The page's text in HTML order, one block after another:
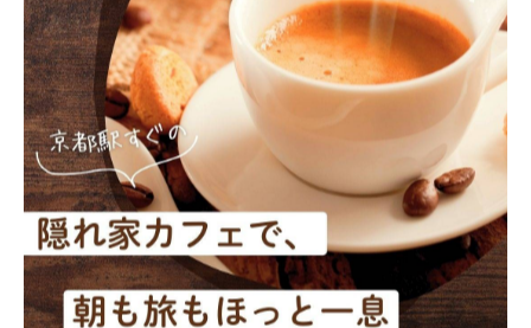
2025/11/14
カフェキッチンの魅力と理想的なレイアウ
ト実例を徹底解説
2025/11/07
カフェマーケティングで地域と繋がる京都
府京都市南区南丹市の魅力
2025/10/31